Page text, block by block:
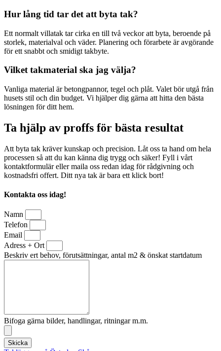
Hur lång tid tar det att byta tak?
Ett normalt villatak tar cirka en till två veckor att byta, beroende på
storlek, materialval och väder. Planering och förarbete är avgörande
för ett snabbt och smidigt takbyte.
Vilket takmaterial ska jag välja?
Vanliga material är betongpannor, tegel och plåt. Valet bör utgå från
husets stil och din budget. Vi hjälper dig gärna att hitta den bästa
lösningen för ditt hem.
Ta hjälp av proffs för bästa resultat
Att byta tak kräver kunskap och precision. Låt oss ta hand om hela
processen så att du kan känna dig trygg och säker! Fyll i vårt
kontaktformulär eller maila oss redan idag för rådgivning och
kostnadsfri offert. Ditt nya tak är bara ett klick bort!
Kontakta oss idag!
Namn
Telefon
Email
Adress + Ort
Beskriv ert behov, förutsättningar, antal m2 & önskat startdatum
Bifoga gärna bilder, handlingar, ritningar m.m.
Skicka